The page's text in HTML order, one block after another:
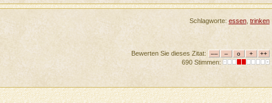
Schlagworte: essen, trinken
Bewerten Sie dieses Zitat:
690 Stimmen: